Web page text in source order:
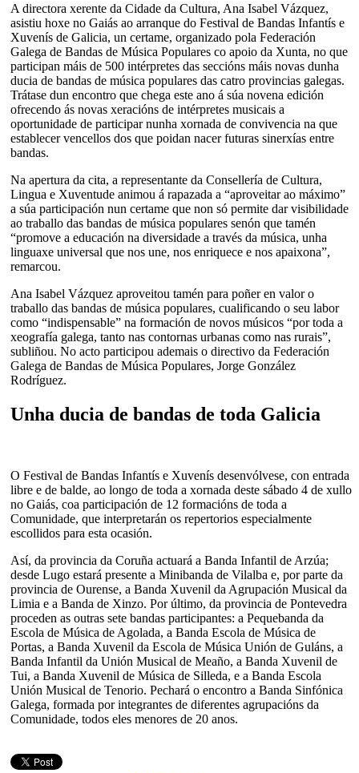
A directora xerente da Cidade da Cultura, Ana Isabel Vázquez,
asistiu hoxe no Gaiás ao arranque do Festival de Bandas Infantís e
Xuvenís de Galicia, un certame, organizado pola Federación
Galega de Bandas de Música Populares co apoio da Xunta, no que
participan máis de 500 intérpretes das seccións máis novas dunha
ducia de bandas de música populares das catro provincias galegas.
Trátase dun encontro que chega este ano á súa novena edición
ofrecendo ás novas xeracións de intérpretes musicais a
oportunidade de participar nunha xornada de convivencia na que
establecer vencellos dos que poidan nacer futuras sinerxías entre
bandas.
Na apertura da cita, a representante da Consellería de Cultura,
Lingua e Xuventude animou á rapazada a “aproveitar ao máximo”
a súa participación nun certame que non só permite dar visibilidade
ao traballo das bandas de música populares senón que tamén
“promove a educación na diversidade a través da música, unha
linguaxe universal que nos une, nos enriquece e nos apaixona”,
remarcou.
Ana Isabel Vázquez aproveitou tamén para poñer en valor o
traballo das bandas de música populares, cualificando o seu labor
como “indispensable” na formación de novos músicos “por toda a
xeografía galega, tanto nas contornas urbanas como nas rurais”,
subliñou. No acto participou ademais o directivo da Federación
Galega de Bandas de Música Populares, Jorge González
Rodríguez.
Unha ducia de bandas de toda Galicia
O Festival de Bandas Infantís e Xuvenís desenvólvese, con entrada
libre e de balde, ao longo de toda a xornada deste sábado 4 de xullo
no Gaiás, coa participación de 12 formacións de toda a
Comunidade, que interpretarán os repertorios especialmente
escollidos para esta ocasión.
Así, da provincia da Coruña actuará a Banda Infantil de Arzúa;
desde Lugo estará presente a Minibanda de Vilalba e, por parte da
provincia de Ourense, a Banda Xuvenil da Agrupación Musical da
Limia e a Banda de Xinzo. Por último, da provincia de Pontevedra
proceden as outras sete bandas participantes: a Pequebanda da
Escola de Música de Agolada, a Banda Escola de Música de
Portas, a Banda Xuvenil da Escola de Música Unión de Guláns, a
Banda Infantil da Unión Musical de Meaño, a Banda Xuvenil de
Tui, a Banda Xuvenil de Música de Silleda, e a Banda Escola
Unión Musical de Tenorio. Pechará o encontro a Banda Sinfónica
Galega, formada por integrantes de diferentes agrupacións da
Comunidade, todos eles menores de 20 anos.